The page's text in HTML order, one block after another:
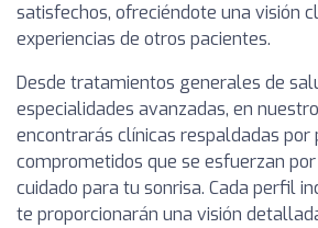
satisfechos, ofreciéndote una visión
experiencias de otros pacientes.
Desde tratamientos generales de
especialidades avanzadas, en
encontrarás clínicas respaldadas por
comprometidos que se esfuerzan
cuidado para tu sonrisa. Cada perfil
te proporcionarán una visión